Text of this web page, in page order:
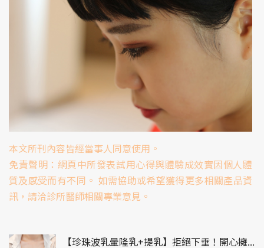
本文所刊內容皆經當事人同意使用。
免責聲明：網頁中所發表試用心得與體驗成效實因個人體
質及感受而有不同。 如需協助或希望獲得更多相關產品資
訊，請洽診所醫師相關專業意見。
【珍珠波乳暈隆乳+提乳】拒絕下垂！開心擁...